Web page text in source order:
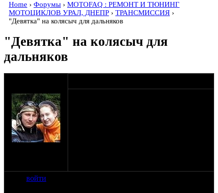
Home › Форумы › MOTOFAQ : РЕМОНТ И ТЮНИНГ
МОТОЦИКЛОВ УРАЛ, ДНЕПР › ТРАНСМИССИЯ ›
"Девятка" на колясыч для дальняков
"Девятка" на колясыч для
дальняков
войти